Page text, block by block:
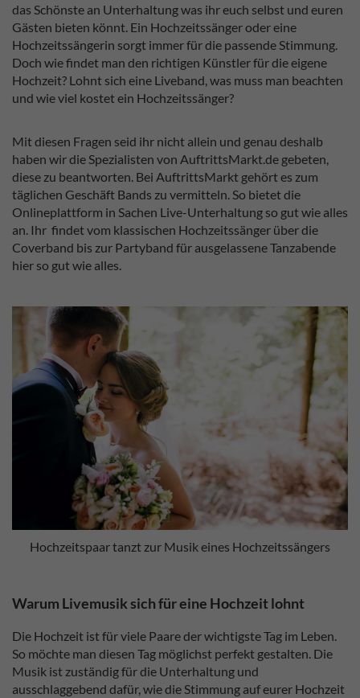
das Schönste an Unterhaltung was ihr euch selbst und euren
Gästen bieten könnt. Ein Hochzeitssänger oder eine
Hochzeitssängerin sorgt immer für die passende Stimmung.
Doch wie findet man den richtigen Künstler für die eigene
Hochzeit? Lohnt sich eine Liveband, was muss man beachten
und wie viel kostet ein Hochzeitssänger?
Mit diesen Fragen seid ihr nicht allein und genau deshalb
haben wir die Spezialisten von AuftrittsMarkt.de gebeten,
diese zu beantworten. Bei AuftrittsMarkt gehört es zum
täglichen Geschäft Bands zu vermitteln. So bietet die
Onlineplattform in Sachen Live-Unterhaltung so gut wie alles
an. Ihr findet vom klassischen Hochzeitssänger über die
Coverband bis zur Partyband für ausgelassene Tanzabende
hier so gut wie alles.
Hochzeitspaar tanzt zur Musik eines Hochzeitssängers
Warum Livemusik sich für eine Hochzeit lohnt
Die Hochzeit ist für viele Paare der wichtigste Tag im Leben.
So möchte man diesen Tag möglichst perfekt gestalten. Die
Musik ist zuständig für die Unterhaltung und
ausschlaggebend dafür, wie die Stimmung auf eurer Hochzeit